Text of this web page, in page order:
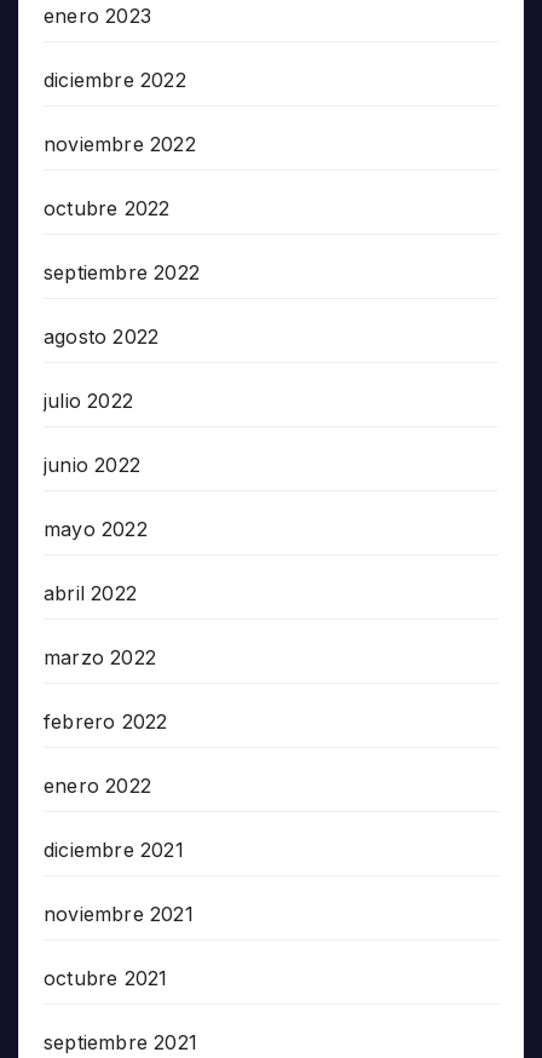
enero 2023
diciembre 2022
noviembre 2022
octubre 2022
septiembre 2022
agosto 2022
julio 2022
junio 2022
mayo 2022
abril 2022
marzo 2022
febrero 2022
enero 2022
diciembre 2021
noviembre 2021
octubre 2021
septiembre 2021